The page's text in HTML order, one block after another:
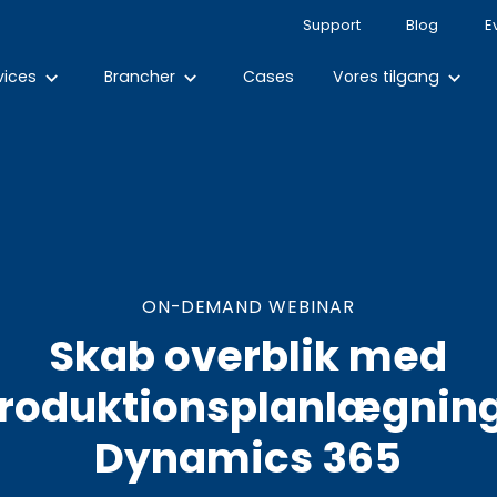
keyboard_arrow_down Brancher keyboard_arrow_down Cases Vores tilgang keyboard_arrow_down
Support Blog
ON-DEMAND WEBINAR
Skab overblik med
Dynamics 365